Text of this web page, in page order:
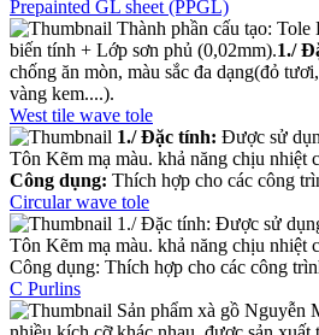
Prepainted GL sheet (PPGL)
Thành phần cấu tạo:
biến tính + Lớp sơn phủ (0,02mm).1./
chống ăn mòn, màu sắc đa dạng(đỏ
vàng kem....).
West tile wave tole
1./ Đặc tính: Được sử
Tôn Kẽm mạ màu. khả năng chịu nhiệt
Công dụng: Thích hợp cho các công
Circular wave tole
1./ Đặc tính: Được sử
Tôn Kẽm mạ màu. khả năng chịu nhiệt
Công dụng: Thích hợp cho các công
C Purlins
Sản phẩm xà gồ Nguyễn